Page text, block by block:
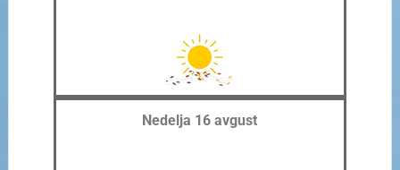
Nedelja 16 avgust